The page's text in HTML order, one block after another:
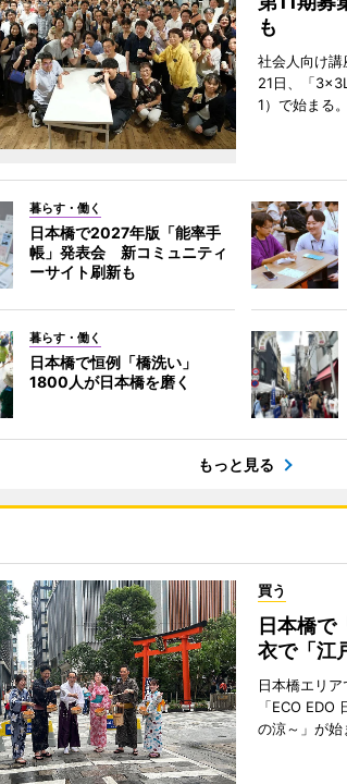
も
社会人向け講
21日、「
1）で始まる。
暮らす・働く
日本橋で2027年版「能率手
帳」発表会 新コミュニティ
ーサイト刷新も
暮らす・働く
日本橋で恒例「橋洗い」
1800人が日本橋を磨く
もっと見る
買う
日本橋
衣で「江
日本橋エリ
「ECO
の涼～」が始